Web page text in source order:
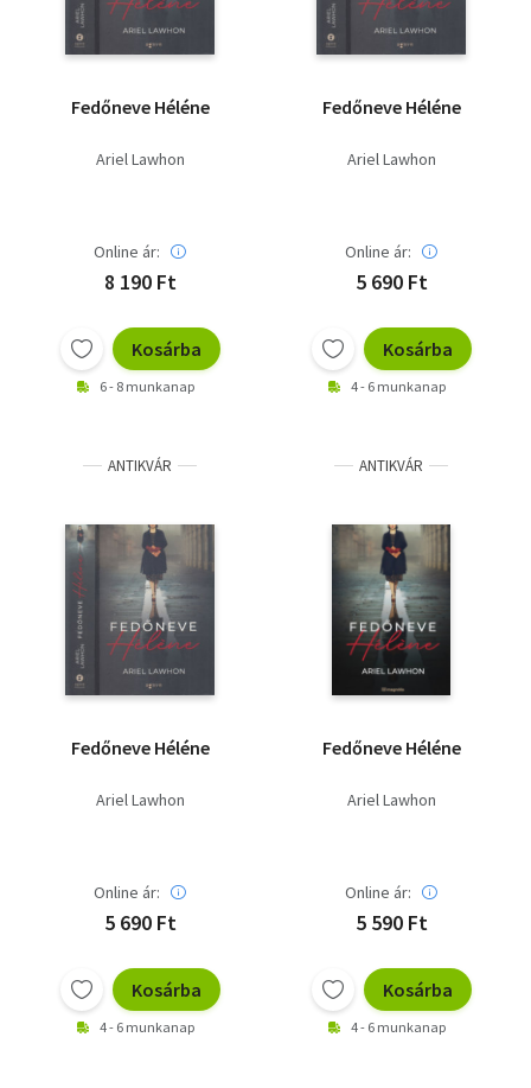
Fedőneve Héléne
Ariel Lawhon
Online ár:
8 190 Ft
Kosárba
6 - 8 munkanap
Fedőneve Héléne
Ariel Lawhon
Online ár:
5 690 Ft
Kosárba
4 - 6 munkanap
ANTIKVÁR
Fedőneve Héléne
Ariel Lawhon
Online ár:
5 690 Ft
Kosárba
4 - 6 munkanap
ANTIKVÁR
Fedőneve Héléne
Ariel Lawhon
Online ár:
5 590 Ft
Kosárba
4 - 6 munkanap